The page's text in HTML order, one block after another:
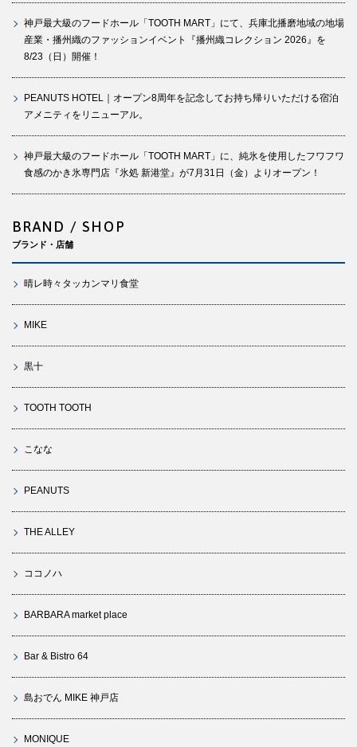
神戸最大級のフードホール「TOOTH MART」にて、兵庫北播磨地域の地場
産業・播州織のファッションイベント『播州織コレクション 2026』を
8/23（日）開催！
PEANUTS HOTEL｜オープン8周年を記念してお持ち帰りいただける宿泊
アメニティをリニューアル。
神戸最大級のフードホール「TOOTH MART」に、純氷を使用したフワフワ
食感のかき氷専門店『氷処 新港堂』が7月31日（金）よりオープン！
BRAND / SHOP
ブランド・店舗
晴レ時々タッカンマリ食堂
MIKE
黒十
TOOTH TOOTH
こなな
PEANUTS
THE ALLEY
ココノハ
BARBARA market place
Bar & Bistro 64
島おでん MIKE 神戸店
MONIQUE